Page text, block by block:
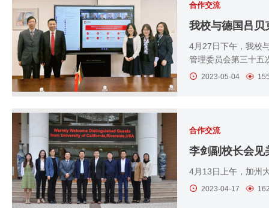
合作交流
4月27日下午，我校
管理委员会第三十五
2023-05-04
合作交流
李剑副校长会见
4月13日上午，加州
2023-04-17